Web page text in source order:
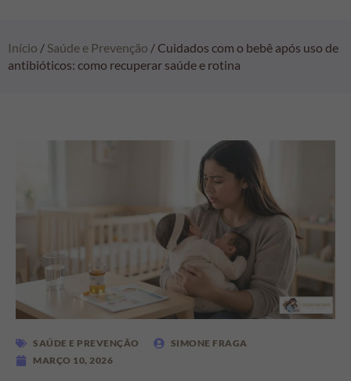
Início / Saúde e Prevenção / Cuidados com o bebê após uso de
antibióticos: como recuperar saúde e rotina
SAÚDE E PREVENÇÃO
SIMONE FRAGA
MARÇO 10, 2026